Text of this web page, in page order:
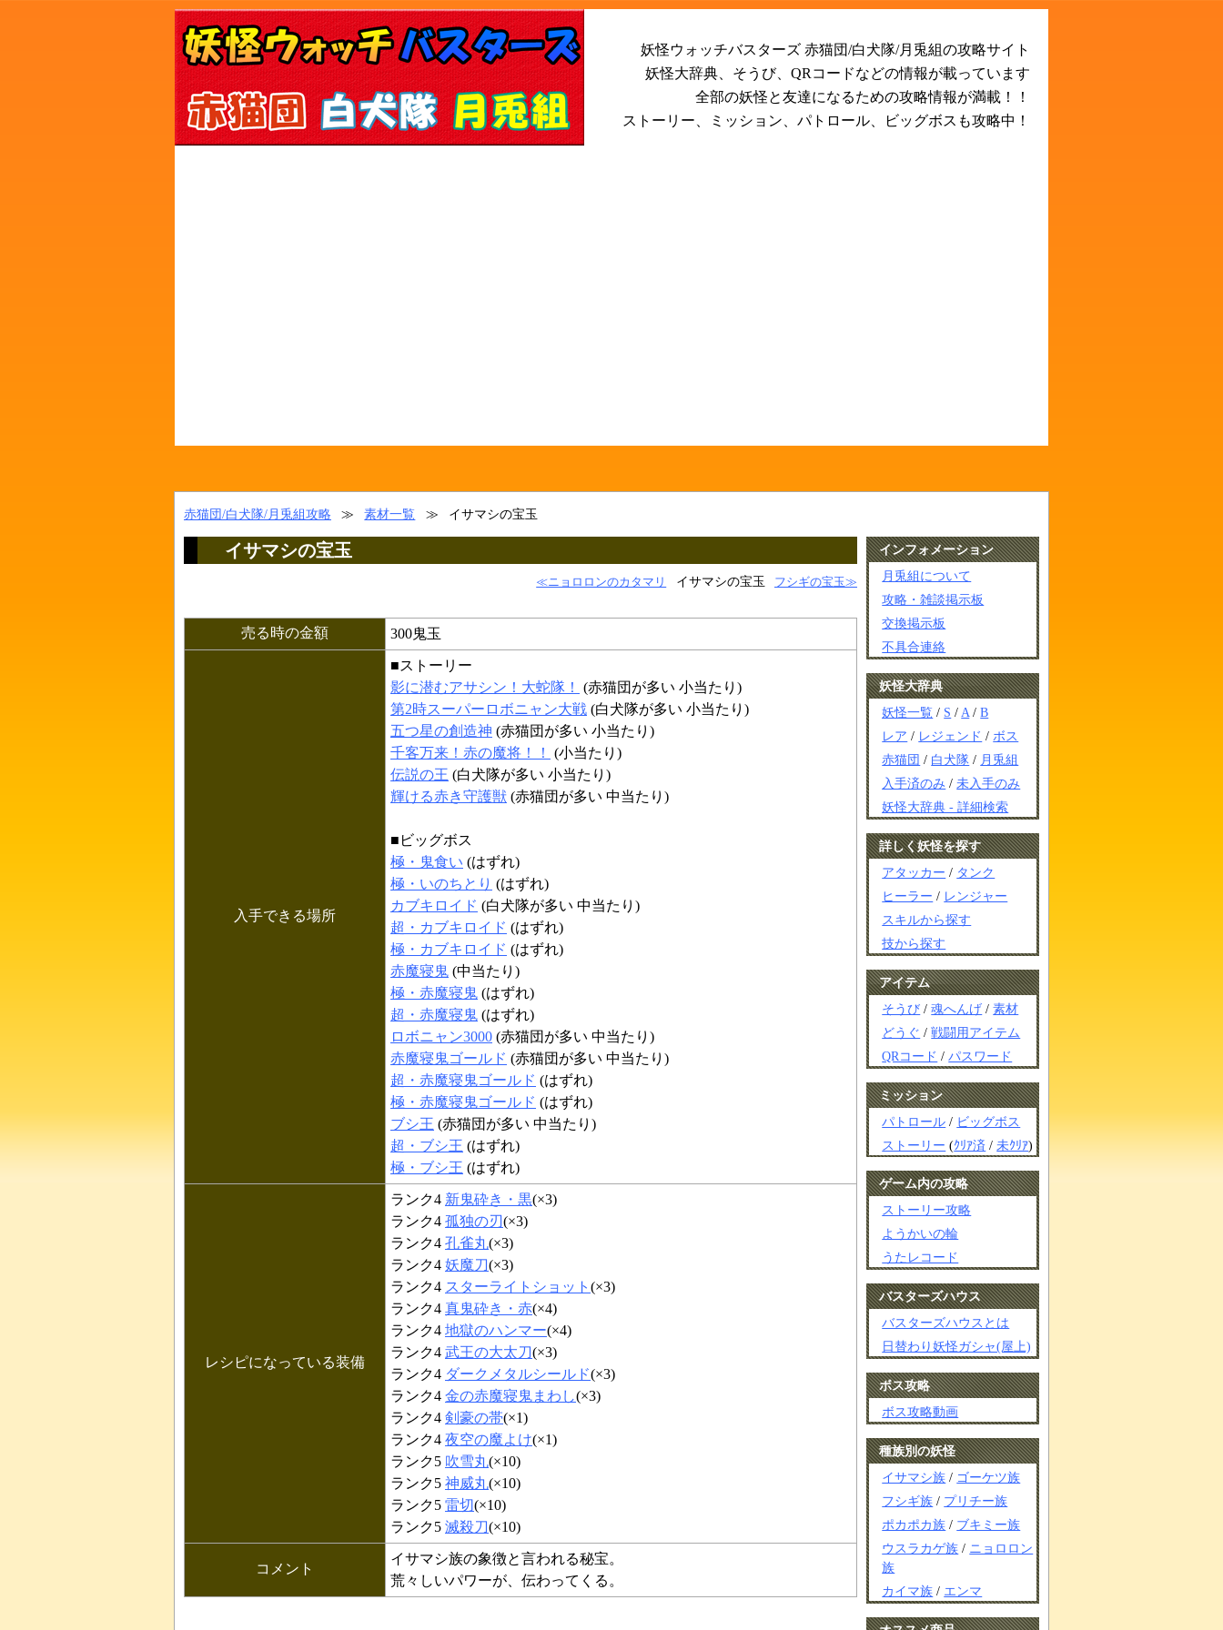
妖怪ウォッチバスターズ 赤猫団/白犬隊/月兎組の攻略サイト
妖怪大辞典、そうび、QRコードなどの情報が載っています
全部の妖怪と友達になるための攻略情報が満載！！
ストーリー、ミッション、パトロール、ビッグボスも攻略中！
赤猫団/白犬隊/月兎組攻略 ≫ 素材一覧 ≫ イサマシの宝玉
イサマシの宝玉
≪ニョロロンのカタマリ イサマシの宝玉 フシギの宝玉≫
売る時の金額 300鬼玉
入手できる場所
■ストーリー
影に潜むアサシン！大蛇隊！
(赤猫団が多い 小当たり)
第2時スーパーロボニャン大戦 (白犬隊が多い 小当たり)
五つ星の創造神 (赤猫団が多い 小当たり)
千客万来！赤の魔将！！
(小当たり)
伝説の王 (白犬隊が多い 小当たり)
輝ける赤き守護獣 (赤猫団が多い 中当たり)
■ビッグボス
極・鬼食い (はずれ)
極・いのちとり (はずれ)
カブキロイド (白犬隊が多い 中当たり)
超・カブキロイド (はずれ)
極・カブキロイド (はずれ)
赤魔寝鬼 (中当たり)
極・赤魔寝鬼 (はずれ)
超・赤魔寝鬼 (はずれ)
ロボニャン3000 (赤猫団が多い 中当たり)
赤魔寝鬼ゴールド (赤猫団が多い 中当たり)
超・赤魔寝鬼ゴールド (はずれ)
極・赤魔寝鬼ゴールド (はずれ)
ブシ王 (赤猫団が多い 中当たり)
超・ブシ王 (はずれ)
極・ブシ王 (はずれ)
レシピになっている装備
ランク4 新鬼砕き・黒(×3)
ランク4 孤独の刃(×3)
ランク4 孔雀丸(×3)
ランク4 妖魔刀(×3)
ランク4 スターライトショット (×3)
ランク4 真鬼砕き・赤(×4)
ランク4 地獄のハンマー(×4)
ランク4 武王の大太刀(×3)
ランク4 ダークメタルシールド(×3)
ランク4 金の赤魔寝鬼まわし(×3)
ランク4 剣豪の帯(×1)
ランク4 夜空の魔よけ(×1)
ランク5 吹雪丸(×10)
ランク5 神威丸(×10)
ランク5 雷切(×10)
ランク5 滅殺刀(×10)
コメント
イサマシ族の象徴と言われる秘宝。
荒々しいパワーが、伝わってくる。
インフォメーション
月兎組について
攻略・雑談掲示板
交換掲示板
不具合連絡
妖怪大辞典
妖怪一覧 / S / A /B
レア / レジェンド / ボス
赤猫団 / 白犬隊 / 月兎組
入手済のみ /未入手のみ
妖怪大辞典 - 詳細検索
詳しく妖怪を探す
アタッカー / タンク
ヒーラー / レンジャー
スキルから探す
技から探す
アイテム
そうび /魂へんげ /素材
どうぐ /戦闘用アイテム
QRコード /パスワード
ミッション
パトロール / ビッグボス
ストーリー (ｸﾘｱ済 /未ｸﾘｱ)
ゲーム内の攻略
ストーリー攻略
ようかいの輪
うたレコード
バスターズハウス
バスターズハウスとは
日替わり妖怪ガシャ(屋上)
ボス攻略
ボス攻略動画
種族別の妖怪
イサマシ族 / ゴーケツ族
フシギ族 / プリチー族
ポカポカ族 / ブキミー族
ウスラカゲ族 / ニョロロン
族
カイマ族 / エンマ